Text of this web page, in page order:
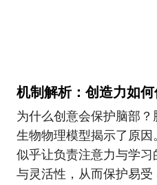
机制解析：创造力如
为什么创意会保护脑部
生物物理模型揭示了原
似乎让负责注意力与学
与灵活性，从而保护易